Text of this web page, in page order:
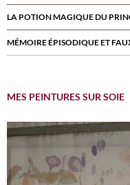
LA POTION MAGIQUE DU
MÉMOIRE ÉPISODIQUE ET
MES PEINTURES SUR SOIE